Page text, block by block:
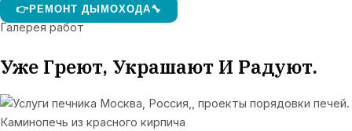
👉РЕМОНТ ДЫМОХОДА🔧
Галерея работ
Уже Греют, Украшают И Радуют.